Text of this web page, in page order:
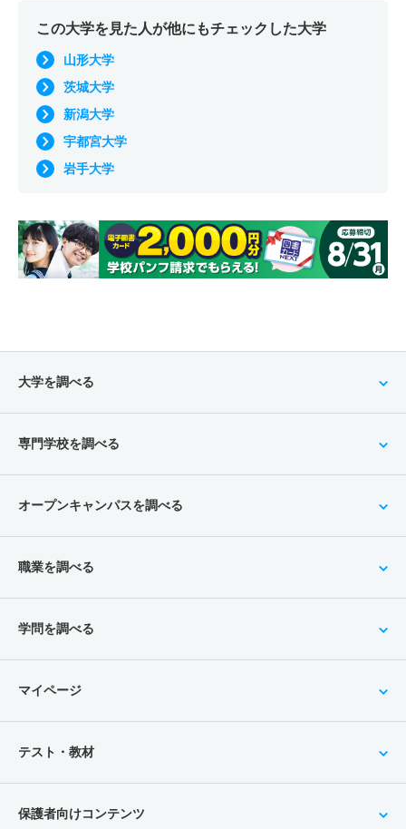
この大学を見た人が他にもチェックした大学
山形大学
茨城大学
新潟大学
宇都宮大学
岩手大学
大学を調べる
専門学校を調べる
オープンキャンパスを調べる
職業を調べる
学問を調べる
マイページ
テスト・教材
保護者向けコンテンツ